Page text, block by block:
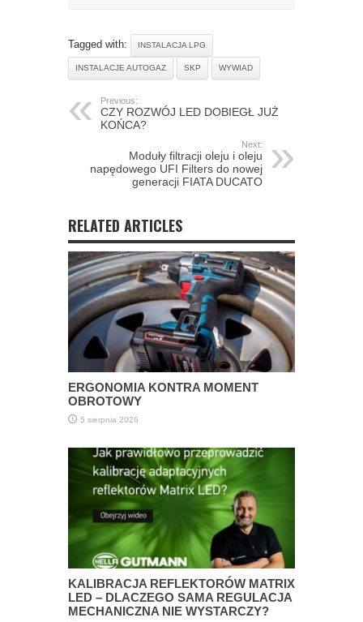
Tagged with: INSTALACJA LPG
INSTALACJE AUTOGAZ SKP WYWIAD
Previous:
CZY ROZWÓJ LED DOBIEGŁ JUŻ
KOŃCA?
Next:
Moduły filtracji oleju i oleju
napędowego UFI Filters do nowej
generacji FIATA DUCATO
RELATED ARTICLES
ERGONOMIA KONTRA MOMENT
OBROTOWY
5 sierpnia 2026
KALIBRACJA REFLEKTORÓW MATRIX
LED – DLACZEGO SAMA REGULACJA
MECHANICZNA NIE WYSTARCZY?